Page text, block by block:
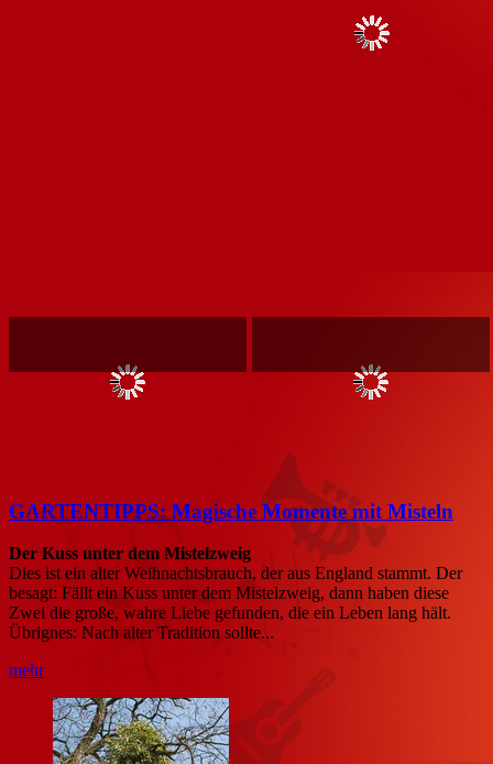
GARTENTIPPS: Magische Momente mit Misteln
Der Kuss unter dem Mistelzweig
Dies ist ein alter Weihnachtsbrauch, der aus England stammt. Der
besagt: Fällt ein Kuss unter dem Mistelzweig, dann haben diese
Zwei die große, wahre Liebe gefunden, die ein Leben lang hält.
Übrignes: Nach alter Tradition sollte...
mehr